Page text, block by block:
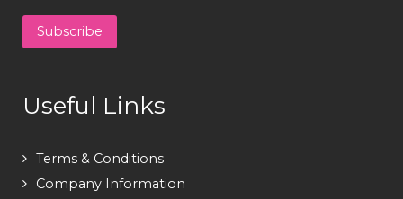
Useful Links
Terms & Conditions
Company Information